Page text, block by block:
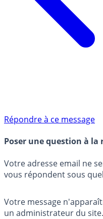
Répondre à ce message
Poser une question à la
Votre adresse email ne
vous répondent sous
Votre message
un administrateur du site.